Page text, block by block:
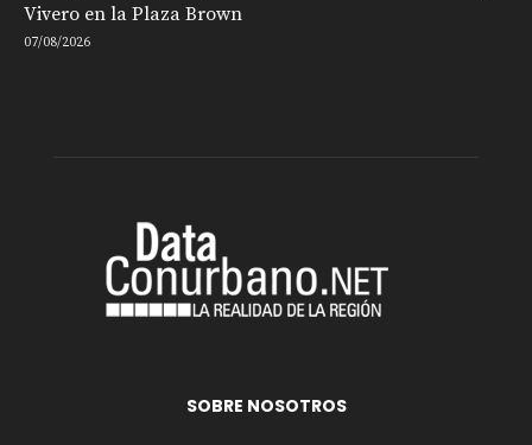
Vivero en la Plaza Brown
07/08/2026
SOBRE NOSOTROS